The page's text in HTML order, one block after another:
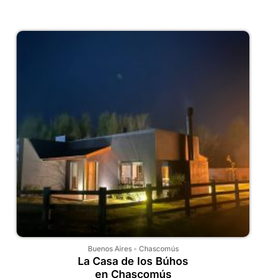
Buenos Aires- Chascomús
La Casa de los Búhos
en Chascomús